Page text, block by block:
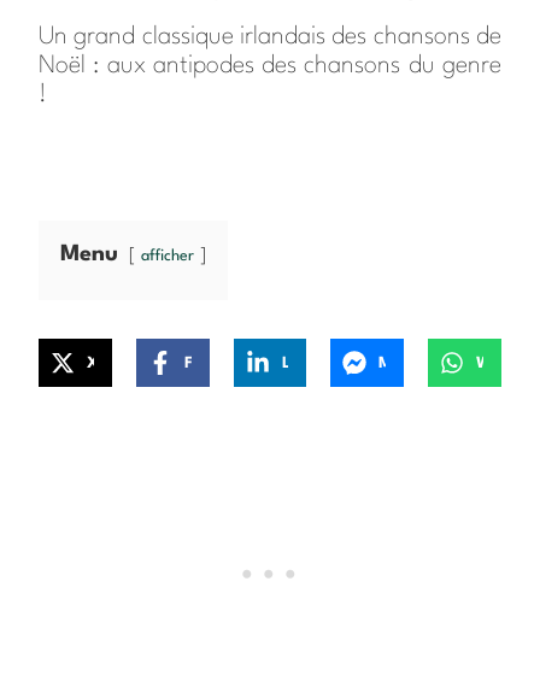
Un grand classique irlandais des chansons de
Noël : aux antipodes des chansons du genre
!
Menu afficher